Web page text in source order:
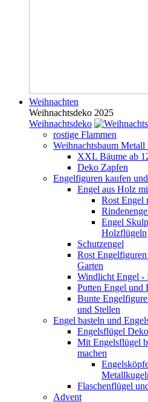
Weihnachten
Weihnachtsdeko 2025
Weihnachtsdeko
rostige Flammen
Weihnachtsbaum Metall
XXL Bäume ab
Deko Zapfen
Engelfiguren kaufen
Engel aus Holz
Rost Engel
Engel
Holzflügeln
Schutzengel
Rost
Garten
Windlicht Engel -
Putten Engel und
Bunte
und Stellen
Engel basteln und
Engelsflügel
Mit Engelsflügel
machen
Flaschenflügel
Advent